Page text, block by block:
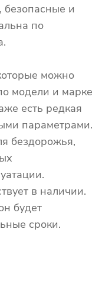
безопасные и
по
можно
модели и марке
есть редкая
параметрами.
бездорожья,
в наличии.
будет
сроки.